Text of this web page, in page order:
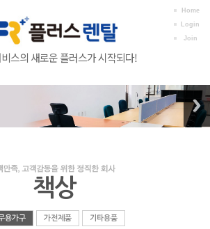
Home
Login
Join
스의 새로운 플러스가 시작되다!
책상
용가구 가전제품 기타용품